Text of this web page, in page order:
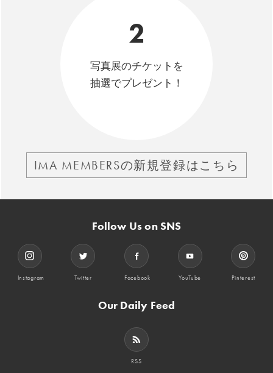
2
写真展のチケットを
抽選でプレゼント！
IMA MEMBERSの新規登録はこちら
Follow Us on SNS
Instagram Twitter Facebook YouTube Pinterest
Our Daily Feed
RSS